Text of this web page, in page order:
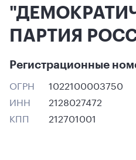
ПАРТИЯ
Регистрационные
ОГРН
1022100003750
ИНН
2128027472
КПП
212701001